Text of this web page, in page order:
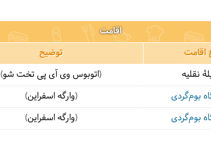
اقامت
اقامت
توضیح
نقلیه
(اتوبوس وی آی پی تخت شو)
بوم‌گردی
(وارگه اسفراین)
بوم‌گردی
(وارگه اسفراین)